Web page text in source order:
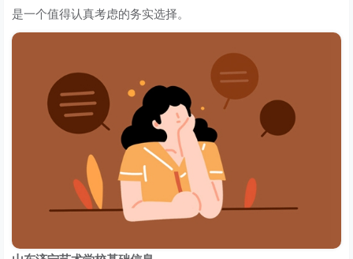
是一个值得认真考虑的务实选择。